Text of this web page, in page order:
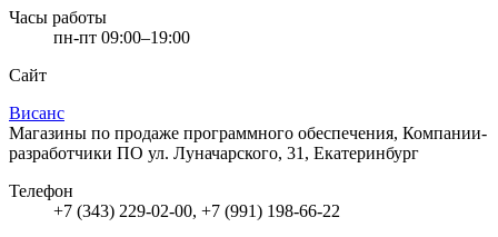
Часы работы
пн-пт 09:00–19:00
Сайт
Висанс
Магазины по продаже программного обеспечения, Компании-
разработчики ПО ул. Луначарского, 31, Екатеринбург
Телефон
+7 (343) 229-02-00, +7 (991) 198-66-22